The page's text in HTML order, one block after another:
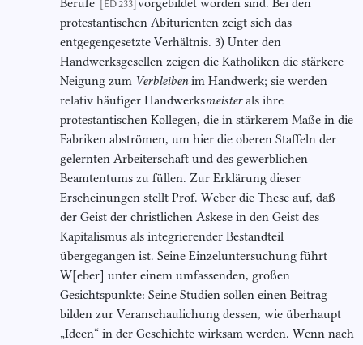
Berufe
[ED 233] vorgebildet worden sind. Bei den
protestantischen Abiturienten zeigt sich das
entgegengesetzte Verhältnis. 3) Unter den
Handwerksgesellen zeigen die Katholiken die stärkere
Neigung zum Verbleibenim Handwerk; sie werden
relativ häufiger Handwerksmeisterals ihre
protestantischen Kollegen, die in stärkerem Maße in die
Fabriken abströmen, um hier die oberen Staffeln der
gelernten Arbeiterschaft und des gewerblichen
Beamtentums zu füllen. Zur Erklärung dieser
Erscheinungen stellt Prof. Weber die These auf, daß
der Geist der christlichen Askese in den Geist des
Kapitalismus als integrierender Bestandteil
übergegangen ist. Seine Einzeluntersuchung führt
W[eber] unter einem umfassenden, großen
Gesichtspunkte: Seine Studien sollen einen Beitrag
bilden zur Veranschaulichung dessen, wie überhaupt
„Ideen“ in der Geschichte wirksam werden. Wenn nach